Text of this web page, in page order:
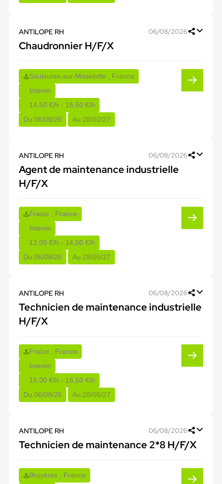
ANTILOPE RH 06/08/2026
Chaudronnier H/F/X
Saulxures-sur-Moselotte , France
Interim
14,50 €/h - 15,50 €/h
Du:06/08/26 Au:28/02/27
ANTILOPE RH 06/08/2026
Agent de maintenance industrielle
H/F/X
Fraize , France
Interim
13,00 €/h - 14,00 €/h
Du:06/08/26 Au:28/05/27
ANTILOPE RH 06/08/2026
Technicien de maintenance industrielle
H/F/X
Fraize , France
Interim
15,00 €/h - 16,50 €/h
Du:06/08/26 Au:28/05/27
ANTILOPE RH 06/08/2026
Technicien de maintenance 2*8 H/F/X
Bruyères , France